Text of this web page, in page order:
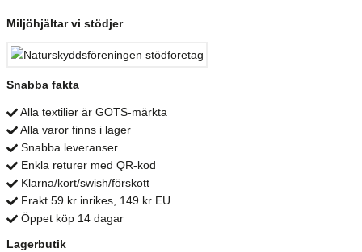
Miljöhjältar vi stödjer
Snabba fakta
Alla textilier är GOTS-märkta
Alla varor finns i lager
Snabba leveranser
Enkla returer med QR-kod
Klarna/kort/swish/förskott
Frakt 59 kr inrikes, 149 kr EU
Öppet köp 14 dagar
Lagerbutik